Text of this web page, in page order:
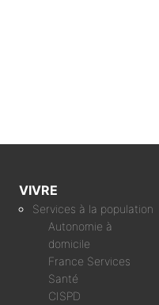
VIVRE
Services à la population
Autonomie à
domicile
France Services
Santé
CISPD